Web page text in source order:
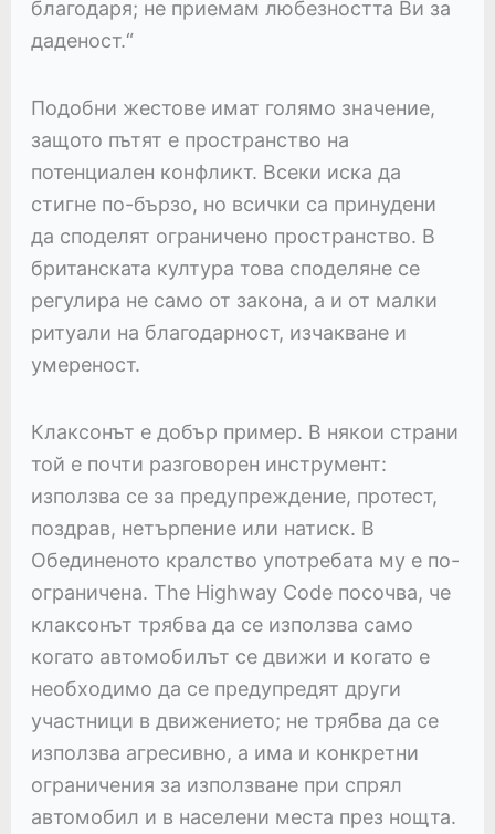
благодаря; не приемам любезността Ви за
даденост.“
Подобни жестове имат голямо значение,
защото пътят е пространство на
потенциален конфликт. Всеки иска да
стигне по-бързо, но всички са принудени
да споделят ограничено пространство. В
британската култура това споделяне се
регулира не само от закона, а и от малки
ритуали на благодарност, изчакване и
умереност.
Клаксонът е добър пример. В някои страни
той е почти разговорен инструмент:
използва се за предупреждение, протест,
поздрав, нетърпение или натиск. В
Обединеното кралство употребата му е по-
ограничена. The Highway Code посочва, че
клаксонът трябва да се използва само
когато автомобилът се движи и когато е
необходимо да се предупредят други
участници в движението; не трябва да се
използва агресивно, а има и конкретни
ограничения за използване при спрял
автомобил и в населени места през нощта.